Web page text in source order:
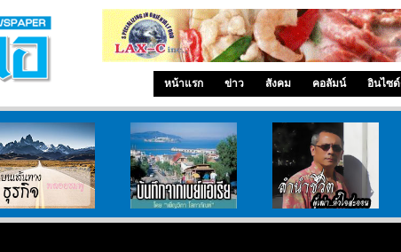
หน้าแรก ข่าว สังคม คอลัมน์ อินไซ
บนเส้นทางธุรกิจ บันทึกจากเบย์เอเรีย ลำนำ..ชีวิต